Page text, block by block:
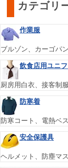
カテゴリ
作業服
ブルゾン、カーゴパ
飲食店用ユニ
厨房用白衣、接客制
防寒着
防寒コート、電熱ベ
安全保護具
ヘルメット、防塵マ